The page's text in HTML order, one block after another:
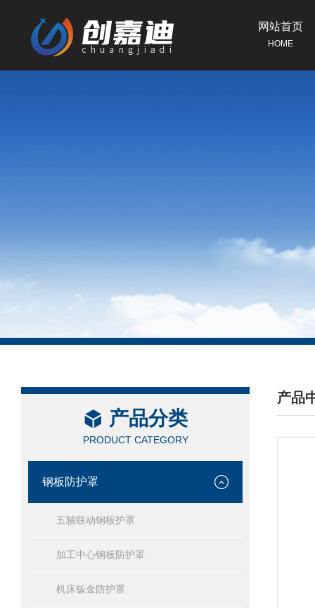
网站首页
HOME
产品分类
PRODUCT CATEGORY
钢板防护罩
五轴联动钢板护罩
加工中心钢板防护罩
机床钣金防护罩
产品
/